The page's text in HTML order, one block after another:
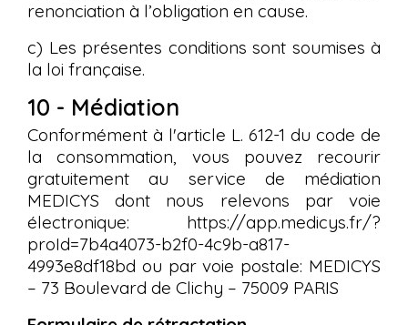
renonciation à l’obligation en cause.
c) Les présentes conditions sont soumises à
la loi française.
10 - Médiation
Conformément à l'article L. 612-1 du code de
la consommation, vous pouvez recourir
gratuitement au service de médiation
MEDICYS dont nous relevons par voie
électronique: https://app.medicys.fr/?
proId=7b4a4073-b2f0-4c9b-a817-
4993e8df18bd ou par voie postale: MEDICYS
– 73 Boulevard de Clichy – 75009 PARIS